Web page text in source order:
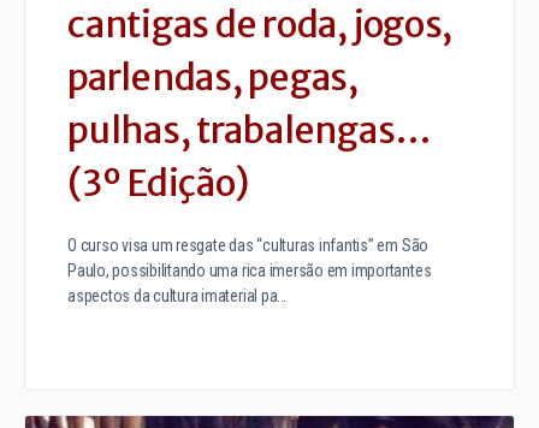
cantigas de roda, jogos,
parlendas, pegas,
pulhas, trabalengas…
(3º Edição)
O curso visa um resgate das “culturas infantis” em São
Paulo, possibilitando uma rica imersão em importantes
aspectos da cultura imaterial pa…